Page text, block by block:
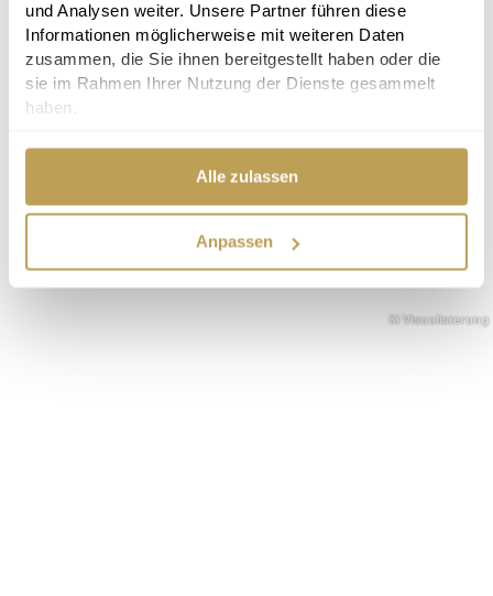
und Analysen weiter. Unsere Partner führen diese
Informationen möglicherweise mit weiteren Daten
zusammen, die Sie ihnen bereitgestellt haben oder die
sie im Rahmen Ihrer Nutzung der Dienste gesammelt
haben.
Alle zulassen
Anpassen